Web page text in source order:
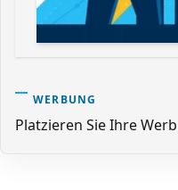
WERBUNG
Platzieren Sie Ihre